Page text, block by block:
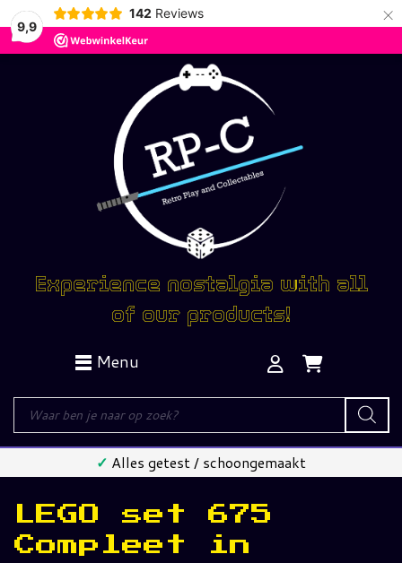
9,9
142 Reviews ×
Experience nostalgia with all
of our products!
Menu
Producten
zoeken
✓ Alles getest / schoongemaakt
LEGO set 675
Compleet in